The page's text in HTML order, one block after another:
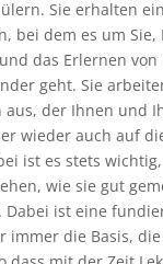
Sie erhalten
bei dem es um Sie,
das Erlernen
geht. Sie
der Ihnen und
wieder auch auf
ist es stets wichtig,
wie sie gut
Dabei ist eine
immer die Basis,